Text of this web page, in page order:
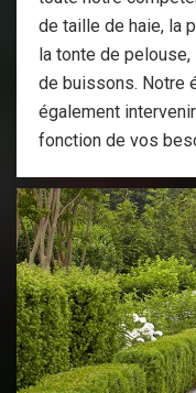
de taille de haie, la
la tonte de
de buissons. Notre
également
fonction de vos